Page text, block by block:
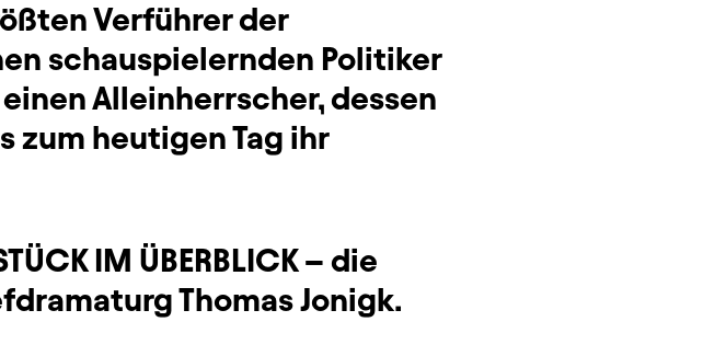
Verführer der
schauspielernden Politiker
Alleinherrscher, dessen
zum heutigen Tag ihr
IM ÜBERBLICK – die
Thomas Jonigk.